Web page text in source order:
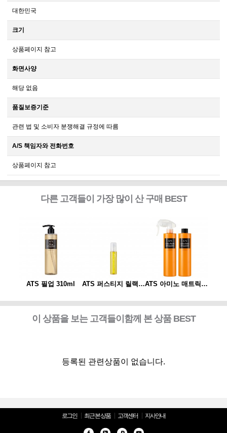
대한민국
크기
상품페이지 참고
화면사양
해당 없음
품질보증기준
관련 법 및 소비자 분쟁해결 규정에 따름
A/S 책임자와 전화번호
상품페이지 참고
다른 고객들이 가장 많이 산 구매 BEST
ATS 필업 310ml ATS 퍼스티지 릴랙싱 스파오일 10ml ATS 아미노 매트릭스 310ml*2개 세트(스프레이 동봉)
이 상품을 보는 고객들이함께 본 상품 BEST
등록된 관련상품이 없습니다.
로그인 최근 본 상품 고객센터 지사안내